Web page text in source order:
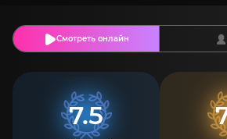
Смотреть онлайн
7.5